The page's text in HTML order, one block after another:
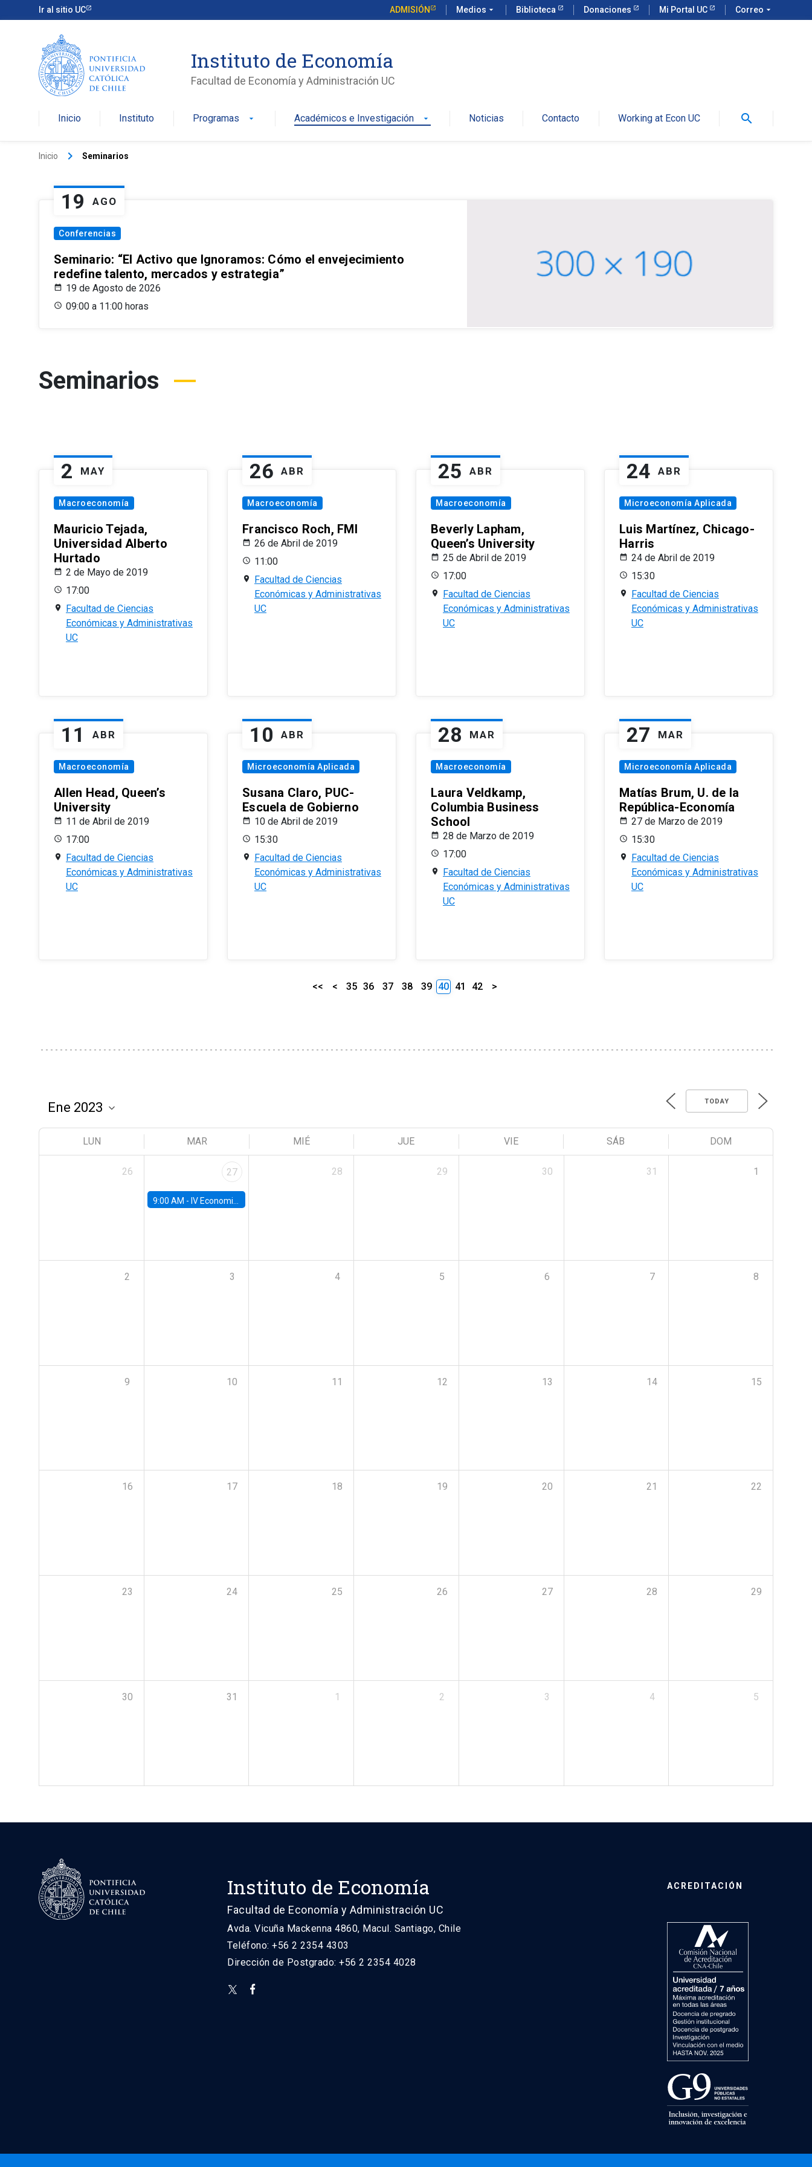
Ir al sitio UC ADMISIÓN Medios arrow_drop_down Biblioteca Donaciones Mi Portal UC Correo arrow_drop_down
Instituto de Economía
Facultad de Economía y Administración UC
Inicio Instituto Programas arrow_drop_down Académicos e Investigación arrow_drop_down Noticias Contacto Working at Econ UC search
Inicio keyboard_arrow_right Seminarios
19 AGO
Conferencias
Seminario: “El Activo que Ignoramos: Cómo el envejecimiento
redefine talento, mercados y estrategia”
19 de Agosto de 2026
09:00 a 11:00 horas
Seminarios
2 MAY
Macroeconomía
Mauricio Tejada,
Universidad Alberto
Hurtado
2 de Mayo de 2019
17:00
Facultad de Ciencias
Económicas y Administrativas
UC
26 ABR
Macroeconomía
Francisco Roch, FMI
26 de Abril de 2019
11:00
Facultad de Ciencias
Económicas y Administrativas
UC
25 ABR
Macroeconomía
Beverly Lapham,
Queen’s University
25 de Abril de 2019
17:00
Facultad de Ciencias
Económicas y Administrativas
UC
24 ABR
Microeconomía Aplicada
Luis Martínez, Chicago-
Harris
24 de Abril de 2019
15:30
Facultad de Ciencias
Económicas y Administrativas
UC
11 ABR
Macroeconomía
Allen Head, Queen’s
University
11 de Abril de 2019
17:00
Facultad de Ciencias
Económicas y Administrativas
UC
10 ABR
Microeconomía Aplicada
Susana Claro, PUC-
Escuela de Gobierno
10 de Abril de 2019
15:30
Facultad de Ciencias
Económicas y Administrativas
UC
28 MAR
Macroeconomía
Laura Veldkamp,
Columbia Business
School
28 de Marzo de 2019
17:00
Facultad de Ciencias
Económicas y Administrativas
UC
27 MAR
Microeconomía Aplicada
Matías Brum, U. de la
República-Economía
27 de Marzo de 2019
15:30
Facultad de Ciencias
Económicas y Administrativas
UC
<< < 35 36 37 38 39 40 41 42 >
TODAY
LUN MAR MIÉ JUE VIE SÁB DOM
26 27
9:00 AM - IV Economics Alumni Workshop
28 29 30 31 1
2 3 4 5 6 7 8
9 10 11 12 13 14 15
16 17 18 19 20 21 22
23 24 25 26 27 28 29
30 31 1 2 3 4 5
Instituto de Economía
Facultad de Economía y Administración UC
Avda. Vicuña Mackenna 4860, Macul. Santiago, Chile
Teléfono: +56 2 2354 4303
Dirección de Postgrado: +56 2 2354 4028
ACREDITACIÓN